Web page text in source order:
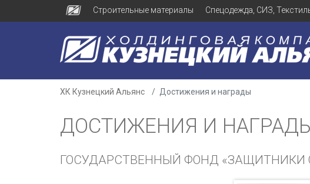
Строительные материалы Спецодежда, СИЗ,
ХК Кузнецкий Альянс Достижения и награды
ДОСТИЖЕНИЯ И
ГОСУДАРСТВЕННЫЙ ФОНД «ЗАЩИТНИКИ